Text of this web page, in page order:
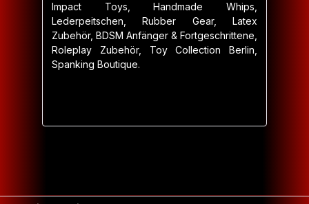
Impact Toys, Handmade Whips,
Lederpeitschen, Rubber Gear, Latex
Zubehör, BDSM Anfänger & Fortgeschrittene,
Roleplay Zubehör, Toy Collection Berlin,
Spanking Boutique.